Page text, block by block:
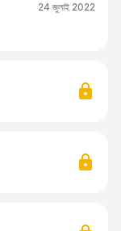
24 জুলাই 2022